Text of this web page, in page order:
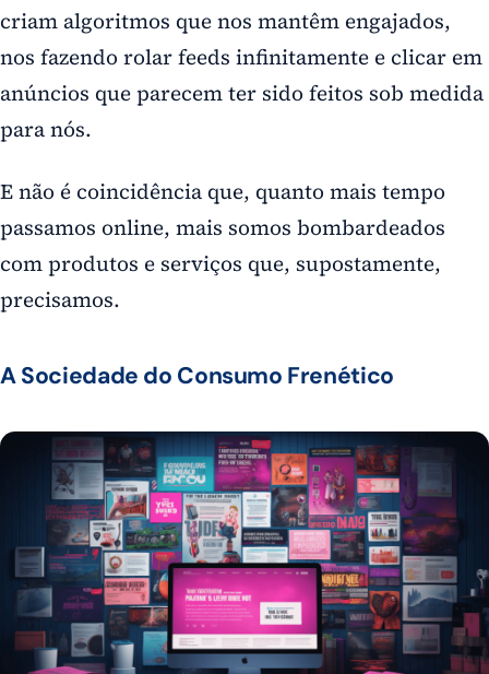
criam algoritmos que nos mantêm engajados,
nos fazendo rolar feeds infinitamente e clicar em
anúncios que parecem ter sido feitos sob medida
para nós.
E não é coincidência que, quanto mais tempo
passamos online, mais somos bombardeados
com produtos e serviços que, supostamente,
precisamos.
A Sociedade do Consumo Frenético